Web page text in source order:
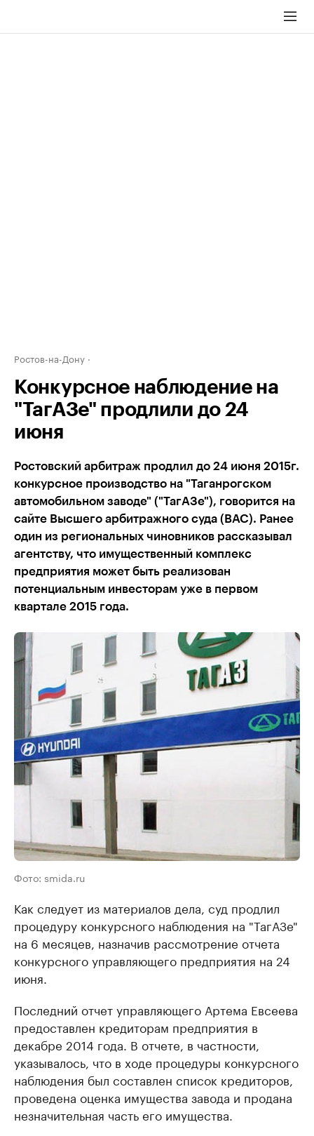
Ростов-на-Дону
Конкурсное наблюдение на
"ТагАЗе" продлили до 24
июня
Ростовский арбитраж продлил до 24 июня 2015г.
конкурсное производство на "Таганрогском
автомобильном заводе" ("ТагАЗе"), говорится на
сайте Высшего арбитражного суда (ВАС). Ранее
один из региональных чиновников рассказывал
агентству, что имущественный комплекс
предприятия может быть реализован
потенциальным инвесторам уже в первом
квартале 2015 года.
Фото: smida.ru
Как следует из материалов дела, суд продлил
процедуру конкурсного наблюдения на "ТагАЗе"
на 6 месяцев, назначив рассмотрение отчета
конкурсного управляющего предприятия на 24
июня.
Последний отчет управляющего Артема Евсеева
предоставлен кредиторам предприятия в
декабре 2014 года. В отчете, в частности,
указывалось, что в ходе процедуры конкурсного
наблюдения был составлен список кредиторов,
проведена оценка имущества завода и продана
незначительная часть его имущества.